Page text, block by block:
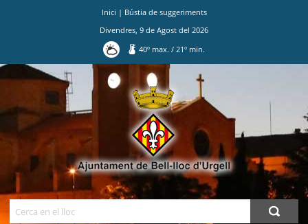
Inici | Bústia de suggeriments
Divendres 9 de Agost del 2026
40º max./ 21º min.